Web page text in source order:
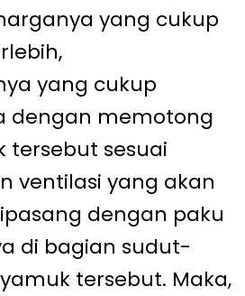
yang cukup
yang cukup
dengan memotong
tersebut sesuai
ventilasi yang akan
dengan paku
di bagian sudut-
tersebut. Maka,